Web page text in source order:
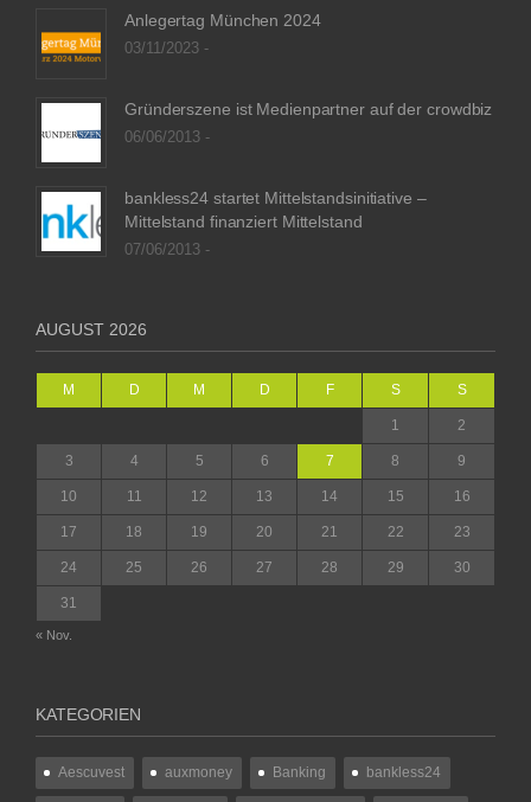
Anlegertag München 2024
03/11/2023 -
Gründerszene ist Medienpartner auf der crowdbiz
06/06/2013 -
bankless24 startet Mittelstandsinitiative –
Mittelstand finanziert Mittelstand
07/06/2013 -
AUGUST 2026
M D M D F S S
1 2
3 4 5 6 7 8 9
10 11 12 13 14 15 16
17 18 19 20 21 22 23
24 25 26 27 28 29 30
31
« Nov.
KATEGORIEN
Aescuvest auxmoney Banking bankless24